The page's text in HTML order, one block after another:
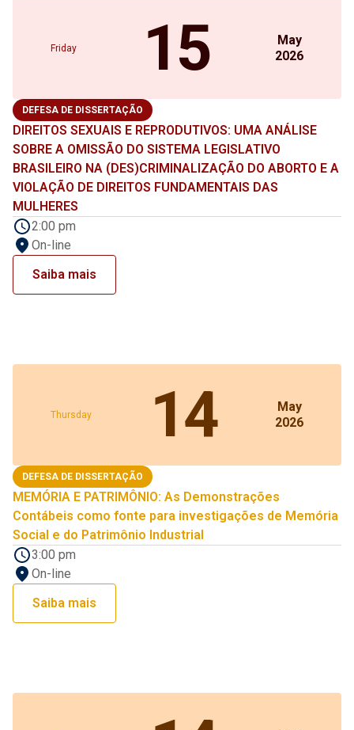
Friday 15
May
2026
DEFESA DE DISSERTAÇÃO
DIREITOS SEXUAIS E REPRODUTIVOS: UMA ANÁLISE
SOBRE A OMISSÃO DO SISTEMA LEGISLATIVO
BRASILEIRO NA (DES)CRIMINALIZAÇÃO DO ABORTO E A
VIOLAÇÃO DE DIREITOS FUNDAMENTAIS DAS
MULHERES
2:00 pm
On-line
Saiba mais
Thursday 14
May
2026
DEFESA DE DISSERTAÇÃO
MEMÓRIA E PATRIMÔNIO: As Demonstrações
Contábeis como fonte para investigações de Memória
Social e do Patrimônio Industrial
3:00 pm
On-line
Saiba mais